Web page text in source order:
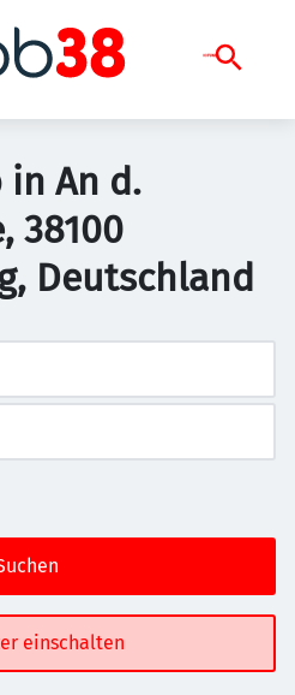
in An d.
38100
Deutschland
einschalten